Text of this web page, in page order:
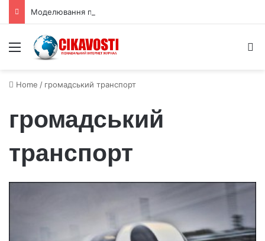
Menu
Home / громадський транспорт
громадський
транспорт